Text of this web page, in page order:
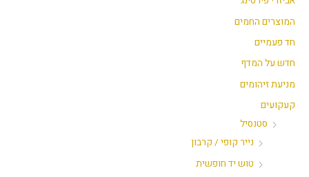
י
המוצרים החמים
חד פעמיים
חדש על המדף
מניעת זיהומים
קעקועים
סטנסיל
נייר קופי / קרבון
טוש יד חופשית